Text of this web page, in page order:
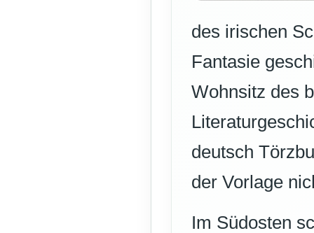
des irischen
Fantasie
Wohnsitz des
deutsch
der Vorlage
Im Südosten